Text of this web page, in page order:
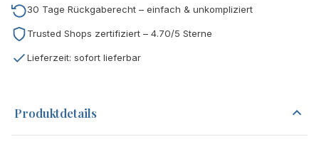
30 Tage Rückgaberecht – einfach & unkompliziert
Trusted Shops zertifiziert – 4.70/5 Sterne
Lieferzeit: sofort lieferbar
Produktdetails